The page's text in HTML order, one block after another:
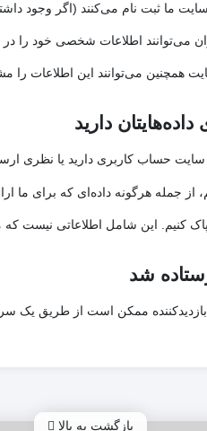
ما ثبت نام می‌کنند (اگر وجود
می‌توانند اطلاعات شخصی خود را در هر
همچنین می‌توانند این اطلاعات را
دارید
سایت حساب کاربری دارید یا نظری
از جمله هرگونه داده‌ای که برای ما
کنیم. این شامل اطلاعاتی نیست که
شد
بازدیدکننده ممکن است از طریق
بازگشت به بالا